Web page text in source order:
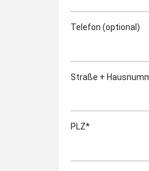
Telefon (optional)
Straße +
PLZ*